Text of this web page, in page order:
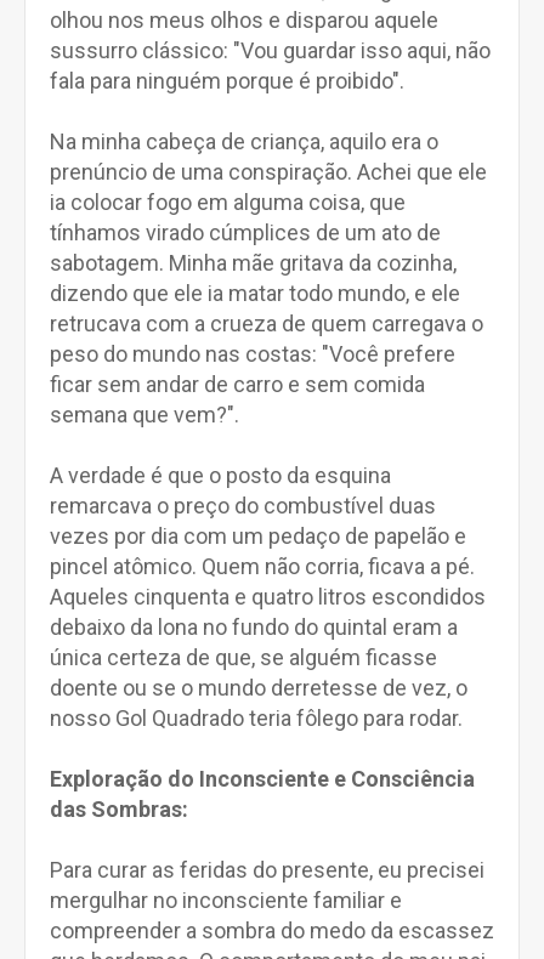
olhou nos meus olhos e disparou aquele
sussurro clássico: "Vou guardar isso aqui, não
fala para ninguém porque é proibido".
Na minha cabeça de criança, aquilo era o
prenúncio de uma conspiração. Achei que ele
ia colocar fogo em alguma coisa, que
tínhamos virado cúmplices de um ato de
sabotagem. Minha mãe gritava da cozinha,
dizendo que ele ia matar todo mundo, e ele
retrucava com a crueza de quem carregava o
peso do mundo nas costas: "Você prefere
ficar sem andar de carro e sem comida
semana que vem?".
A verdade é que o posto da esquina
remarcava o preço do combustível duas
vezes por dia com um pedaço de papelão e
pincel atômico. Quem não corria, ficava a pé.
Aqueles cinquenta e quatro litros escondidos
debaixo da lona no fundo do quintal eram a
única certeza de que, se alguém ficasse
doente ou se o mundo derretesse de vez, o
nosso Gol Quadrado teria fôlego para rodar.
Exploração do Inconsciente e Consciência
das Sombras:
Para curar as feridas do presente, eu precisei
mergulhar no inconsciente familiar e
compreender a sombra do medo da escassez